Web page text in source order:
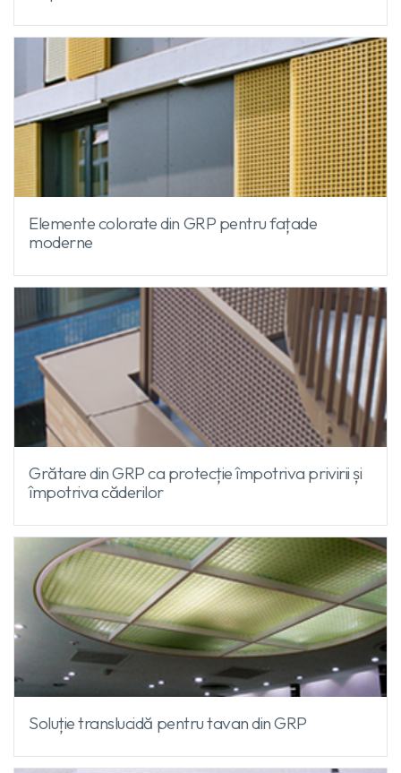
Elemente colorate din GRP pentru fațade
moderne
Grătare din GRP ca protecție împotriva privirii și
împotriva căderilor
Soluție translucidă pentru tavan din GRP